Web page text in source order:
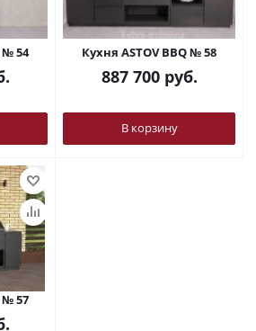
№ 54 Кухня ASTOV BBQ № 58
887 700руб.
В корзину
№ 57